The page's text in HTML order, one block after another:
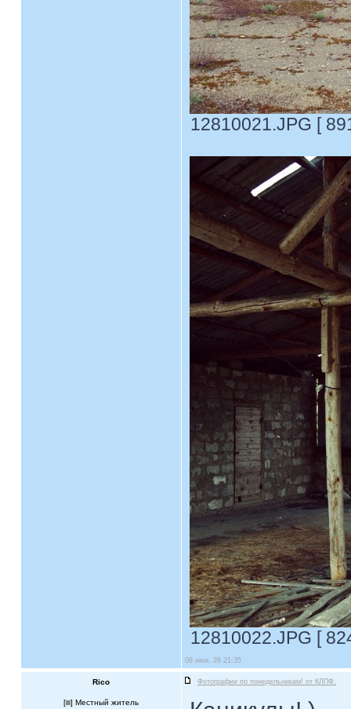
12810021.JPG [
12810022.JPG [
08 июн, 26 21:35
Rico Фотографии по понедельникам! от КЛПФ.
[ ] Местный житель